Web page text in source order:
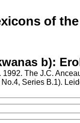
of
b):
The J.C.
Series B.1).